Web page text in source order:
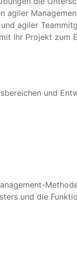
agiler
agiler
Ihr Projekt zum
und
und die